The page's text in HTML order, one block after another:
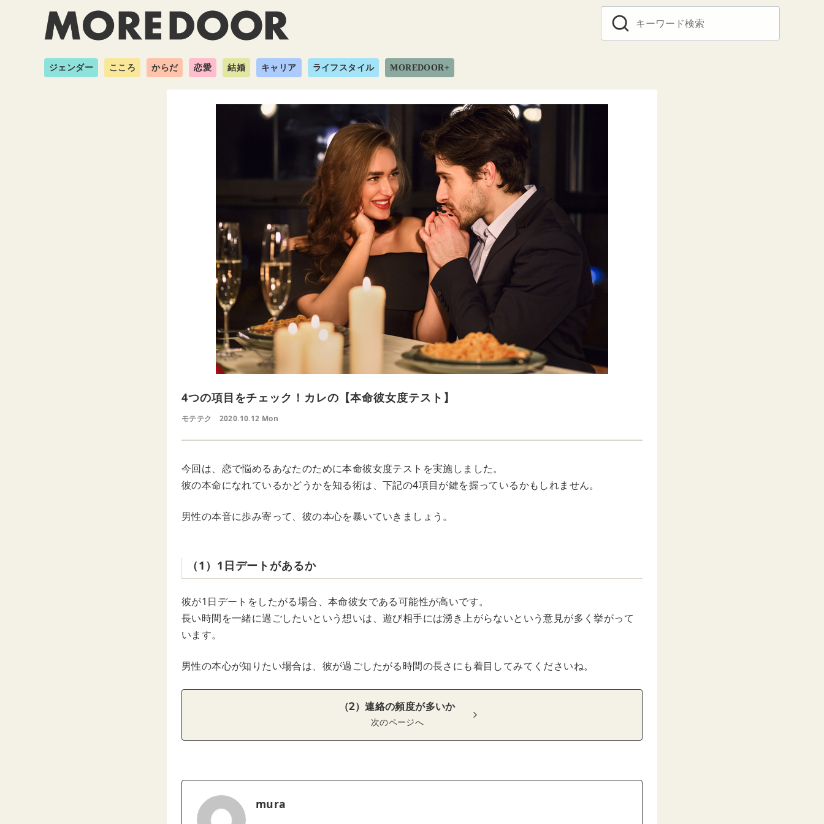
ジェンダー こころ からだ 恋愛 結婚 キャリア ライフスタイル MOREDOOR+
4つの項目をチェック！カレの【本命彼女度テスト】
モテテク 2020.10.12 Mon
今回は、恋で悩めるあなたのために本命彼女度テストを実施しました。
彼の本命になれているかどうかを知る術は、下記の4項目が鍵を握っているかもしれません。
男性の本音に歩み寄って、彼の本心を暴いていきましょう。
（1）1日デートがあるか
彼が1日デートをしたがる場合、本命彼女である可能性が高いです。
長い時間を一緒に過ごしたいという想いは、遊び相手には湧き上がらないという意見が多く挙がって
います。
男性の本心が知りたい場合は、彼が過ごしたがる時間の長さにも着目してみてくださいね。
（2）連絡の頻度が多いか
次のページへ
mura